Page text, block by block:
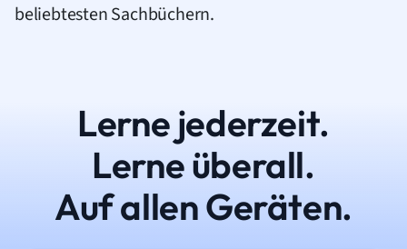
beliebtesten Sachbüchern.
Lerne jederzeit.
Lerne überall.
Auf allen Geräten.